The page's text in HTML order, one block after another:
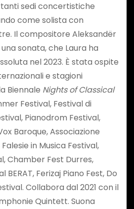
sedi concertistiche
come solista con
Il compositore Aleksandër
sonata, che Laura ha
nel 2023. È stata ospite
e stagioni
Biennale Nights of Classical
Festival, Festival di
Pianodrom Festival,
Baroque, Associazione
in Musica Festival,
Chamber Fest Durres,
Ferizaj Piano Fest, Do
Collabora dal 2021 con il
Quintett. Suona